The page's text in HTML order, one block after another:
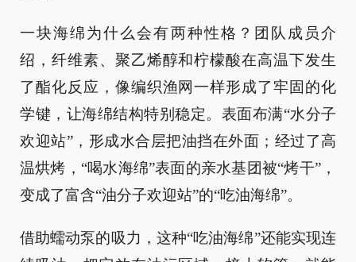
一块海绵为什么会有两种性格？团队成员介
绍，纤维素、聚乙烯醇和柠檬酸在高温下发生
了酯化反应，像编织渔网一样形成了牢固的化
学键，让海绵结构特别稳定。表面布满“水分子
欢迎站”，形成水合层把油挡在外面；经过了高
温烘烤，“喝水海绵”表面的亲水基团被“烤干”，
变成了富含“油分子欢迎站”的“吃油海绵”。
借助蠕动泵的吸力，这种“吃油海绵”还能实现连